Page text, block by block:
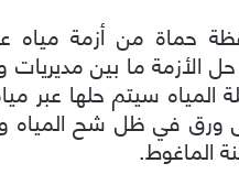
حماة من أزمة مياه
الأزمة ما بين مديريات
سيتم حلها عبر
ورق في ظل شح المياه
الماغوط.